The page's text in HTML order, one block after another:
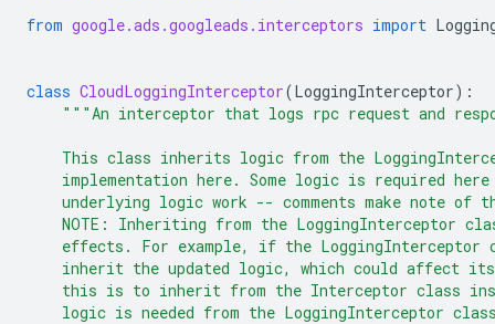
from google.ads.googleads.interceptors import
class CloudLoggingInterceptor(LoggingInterceptor):
"""An interceptor that logs rpc request and
This class inherits logic from the
implementation here. Some logic is required
underlying logic work -- comments make note of
NOTE: Inheriting from the LoggingInterceptor
effects. For example, if the LoggingInterceptor
inherit the updated logic, which could affect
this is to inherit from the Interceptor class
logic is needed from the LoggingInterceptor